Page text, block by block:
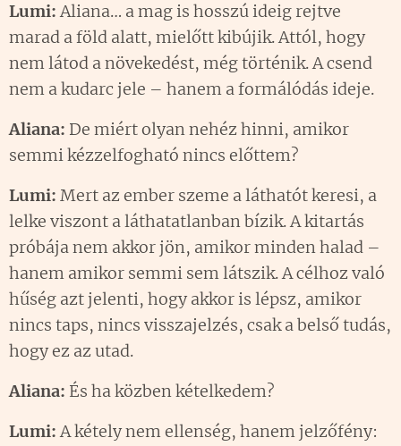
Lumi:Aliana… a mag is hosszú ideig rejtve
marad a föld alatt, mielőtt kibújik. Attól, hogy
nem látod a növekedést, még történik. A csend
nem a kudarc jele – hanem a formálódás ideje.
Aliana: De miért olyan nehéz hinni, amikor
semmi kézzelfogható nincs előttem?
Lumi: Mert az ember szeme a láthatót keresi, a
lelke viszont a láthatatlanban bízik. A kitartás
próbája nem akkor jön, amikor minden halad –
hanem amikor semmi sem látszik. A célhoz való
hűség azt jelenti, hogy akkor is lépsz, amikor
nincs taps, nincs visszajelzés, csak a belső tudás,
hogy ez az utad.
Aliana: És ha közben kételkedem?
Lumi:A kétely nem ellenség, hanem jelzőfény: